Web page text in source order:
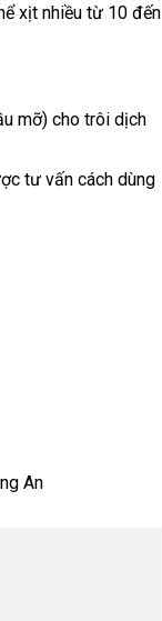
xịt nhiều từ 10 đến
mỡ) cho trôi dịch
tư vấn cách dùng
An